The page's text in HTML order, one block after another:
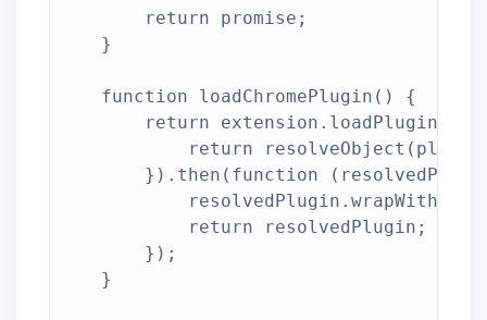
        return promise;
    }
    function loadChromePlugin() {
return
return
}).then(function
            return resolvedPlugin;
        });
    }